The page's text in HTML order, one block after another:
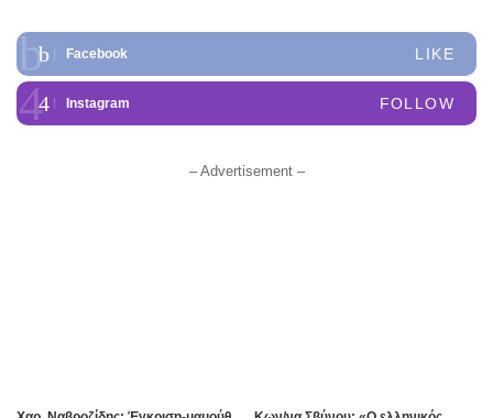
Facebook LIKE
Instagram FOLLOW
– Advertisement –